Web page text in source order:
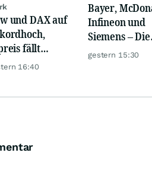
und DAX auf
fällt
Gold legt
16:40
Bayer,
Infineon und
Siemens – Die
gestern 15:30